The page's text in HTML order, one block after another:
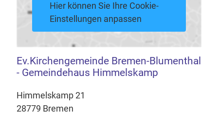
Hier können Sie Ihre Cookie-
Einstellungen anpassen
Ev.Kirchengemeinde Bremen-Blumenthal
- Gemeindehaus Himmelskamp
Himmelskamp 21
28779 Bremen